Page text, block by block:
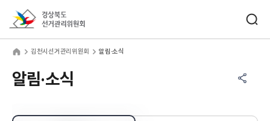
김천시선거관리위원회 알림·소식
알림·소식